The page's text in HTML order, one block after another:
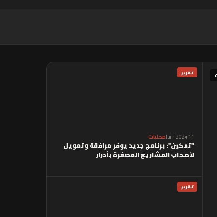
تقرير
11 Juin 2024 محليات
"تمكين": برنامج جديد يوفر مرافقة وتمويل
لأصحاب المشاريع المصغرة بأدرار
تقرير